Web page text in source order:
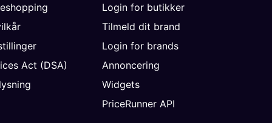
Act (DSA)
Login for butikker
Tilmeld dit brand
Login for brands
Annoncering
Widgets
PriceRunner API